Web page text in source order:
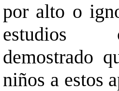
por alto o
estudios
demostrado
niños a estos